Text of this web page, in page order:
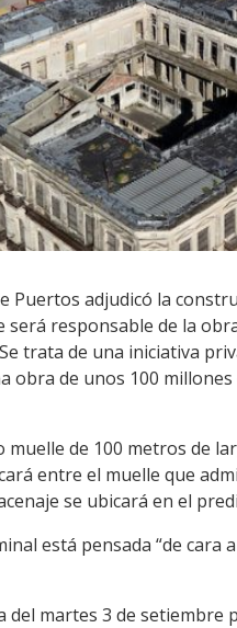
Puertos adjudicó la
responsable de la
trata de una iniciativa
obra de unos 100
de 100 metros de
entre el muelle que
se ubicará en el
está pensada “de cara
del martes 3 de